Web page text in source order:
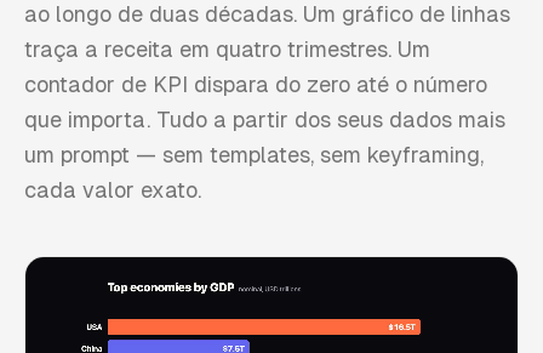
ao longo de duas décadas. Um gráfico de linhas
traça a receita em quatro trimestres. Um
contador de KPI dispara do zero até o número
que importa. Tudo a partir dos seus dados mais
um prompt — sem templates, sem keyframing,
cada valor exato.